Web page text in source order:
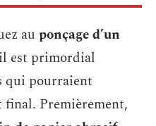
au ponçage d’un
est primordial
qui pourraient
Premièrement,